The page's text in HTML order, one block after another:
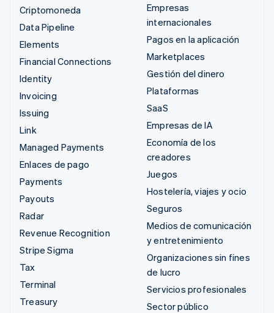
Criptomoneda
Data Pipeline
Elements
Financial Connections
Identity
Invoicing
Issuing
Link
Managed Payments
Enlaces de pago
Payments
Payouts
Radar
Revenue Recognition
Stripe Sigma
Tax
Terminal
Treasury
Empresas
internacionales
Pagos en la aplicación
Marketplaces
Gestión del dinero
Plataformas
SaaS
Empresas de IA
Economía de los
creadores
Juegos
Hostelería, viajes y ocio
Seguros
Medios de comunicación
y entretenimiento
Organizaciones sin fines
de lucro
Servicios profesionales
Sector público